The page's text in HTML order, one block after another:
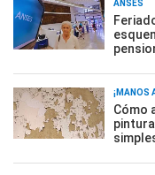
ANSES
¡MANOS
Cómo